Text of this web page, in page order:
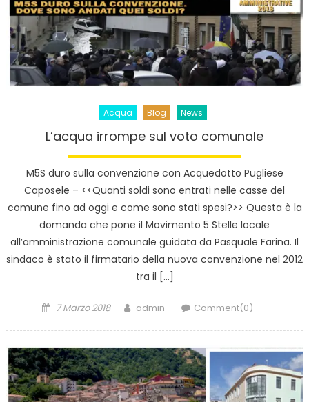
Acqua Blog News
L’acqua irrompe sul voto comunale
M5S duro sulla convenzione con Acquedotto Pugliese
Caposele – <<Quanti soldi sono entrati nelle casse del
comune fino ad oggi e come sono stati spesi?>> Questa è la
domanda che pone il Movimento 5 Stelle locale
all’amministrazione comunale guidata da Pasquale Farina. Il
sindaco è stato il firmatario della nuova convenzione nel 2012
tra il […]
Posted
7 Marzo 2018 Author
admin Comment(0)